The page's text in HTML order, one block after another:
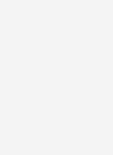
Arwid
im
Möglichkeiten.
Oktoberausgabe
Nordex und
suchen Fachkräfte in
dieser